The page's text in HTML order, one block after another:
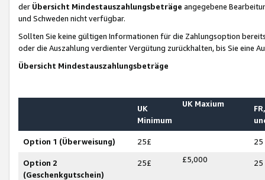
der Übersicht Mindestauszahlungsbeträge angegebene
und Schweden nicht verfügbar.
Sollten Sie keine gültigen Informationen für die Zahlungsoption
oder die Auszahlung verdienter Vergütung zurückhalten, bis Sie
Übersicht Mindestauszahlungsbeträge
UK
Minimum
UK Maxium
Option 1 (Überweisung) 25£ 25
Option 2
(Geschenkgutschein)
25£ £5,000 25